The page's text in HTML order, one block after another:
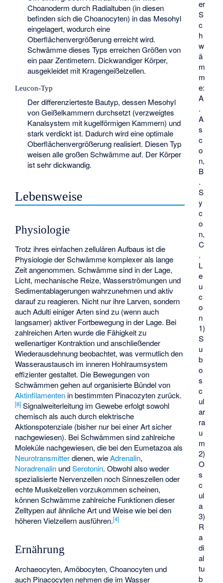
er
S
c
h
w
ä
m
m
e:
A
.
A
s
c
o
n,
B
.
S
y
c
o
n,
C
.
L
e
u
c
o
n
1)
S
u
b
o
s
c
ul
ar
ra
u
m
2)
O
s
c
ul
a
3)
R
a
di
al
tu
b
Choanoderm durch Radialtuben (in diesen
befinden sich die Choanocyten) in das Mesohyl
eingelagert, wodurch eine
Oberflächenvergrößerung erreicht wird.
Schwämme dieses Typs erreichen Größen von
ein paar Zentimetern. Dickwandiger Körper,
ausgekleidet mit Kragengeißelzellen.
Leucon-Typ
Der differenzierteste Bautyp, dessen Mesohyl
von Geißelkammern durchsetzt (verzweigtes
Kanalsystem mit kugelförmigen Kammern) und
stark verdickt ist. Dadurch wird eine optimale
Oberflächenvergrößerung realisiert. Diesen Typ
weisen alle großen Schwämme auf. Der Körper
ist sehr dickwandig.
Lebensweise
Physiologie
Trotz ihres einfachen zellulären Aufbaus ist die
Physiologie der Schwämme komplexer als lange
Zeit angenommen. Schwämme sind in der Lage,
Licht, mechanische Reize, Wasserströmungen und
Sedimentablagerungen wahrzunehmen und aktiv
darauf zu reagieren. Nicht nur ihre Larven, sondern
auch Adulti einiger Arten sind zu (wenn auch
langsamer) aktiver Fortbewegung in der Lage. Bei
zahlreichen Arten wurde die Fähigkeit zu
wellenartiger Kontraktion und anschließender
Wiederausdehnung beobachtet, was vermutlich den
Wasseraustausch im inneren Hohlraumsystem
effizienter gestaltet. Die Bewegungen von
Schwämmen gehen auf organisierte Bündel von
Aktinfilamenten in bestimmten Pinacozyten zurück.
[8] Signalweiterleitung im Gewebe erfolgt sowohl
chemisch als auch durch elektrische
Aktionspotenziale (bisher nur bei einer Art sicher
nachgewiesen). Bei Schwämmen sind zahlreiche
Moleküle nachgewiesen, die bei den Eumetazoa als
Neurotransmitterdienen, wieAdrenalin,
Noradrenalin undSerotonin. Obwohl also weder
spezialisierte Nervenzellen noch Sinneszellen oder
echte Muskelzellen vorzukommen scheinen,
können Schwämme zahlreiche Funktionen dieser
Zelltypen auf ähnliche Art und Weise wie bei den
höheren Vielzellern ausführen.[4]
Ernährung
Archaeocyten, Amöbocyten, Choanocyten und
auch Pinacocyten nehmen die im Wasser